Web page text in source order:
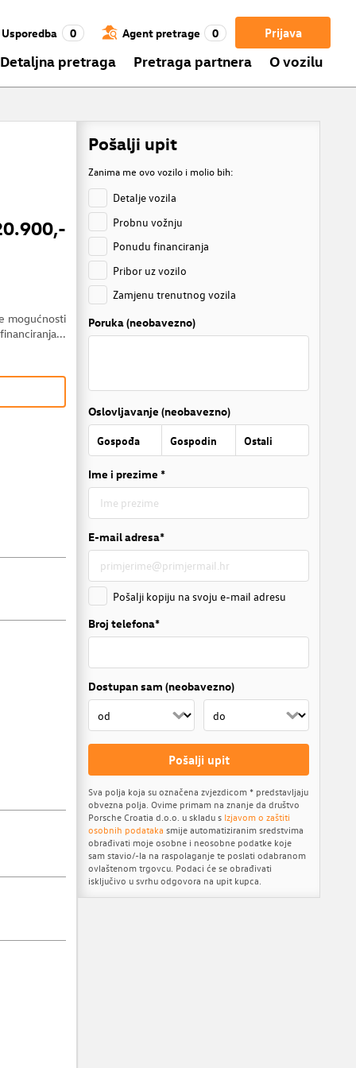
Prijava
Usporedba 0 Agent pretrage 0
Detaljna pretraga Pretraga partnera O vozilu
mogućnosti
financiranja...
Pošalji upit
Zanima me ovo vozilo i molio bih:
Detalje vozila
Probnu vožnju
Ponudu financiranja
Pribor uz vozilo
Zamjenu trenutnog vozila
Poruka (neobavezno)
Oslovljavanje (neobavezno)
Gospođa Gospodin Ostali
Ime i prezime *
E-mail adresa*
Pošalji kopiju na svoju e-mail adresu
Broj telefona*
Dostupan sam (neobavezno)
Pošalji upit
Sva polja koja su označena zvjezdicom * predstavljaju
obvezna polja. Ovime primam na znanje da društvo
Porsche Croatia d.o.o. u skladu s Izjavom o zaštiti
osobnih podataka smije automatiziranim sredstvima
obrađivati moje osobne i neosobne podatke koje
sam stavio/-la na raspolaganje te poslati odabranom
ovlaštenom trgovcu. Podaci će se obrađivati
isključivo u svrhu odgovora na upit kupca.